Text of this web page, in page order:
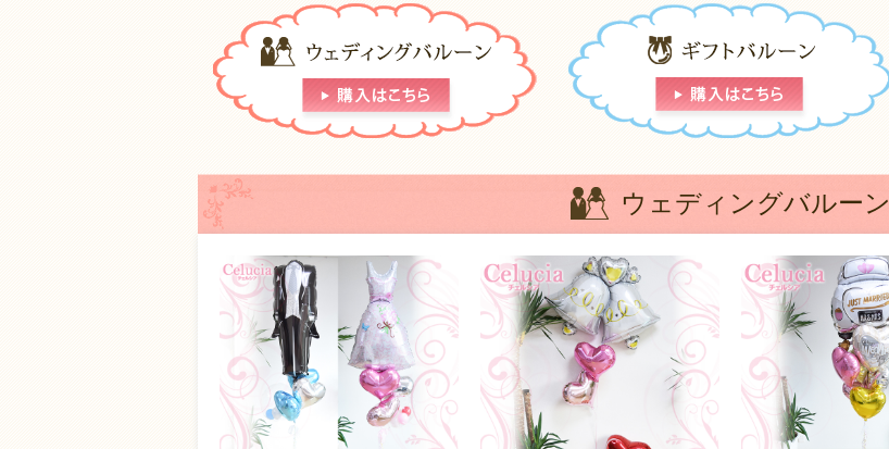
ウェディングバルーン